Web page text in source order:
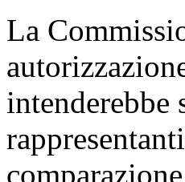
La